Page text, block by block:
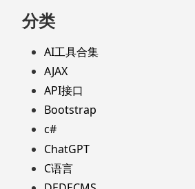
分类
AI工具合集
AJAX
API接口
Bootstrap
c#
ChatGPT
C语言